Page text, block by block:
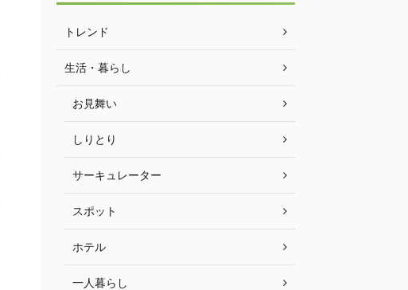
トレンド
生活・暮らし
お見舞い
しりとり
サーキュレーター
スポット
ホテル
一人暮らし